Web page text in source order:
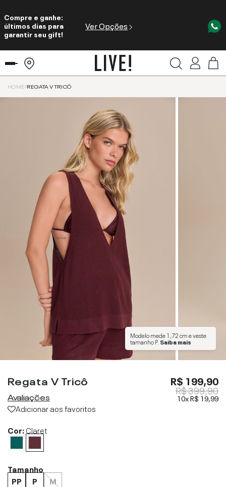
Compre e ganhe:
últimos dias para
garantir seu gift!
Ver Opções
HOME REGATA V TRICÔ
Modelo mede1,72 cme veste
tamanhoP. Saiba mais
Regata V Tricô
Avaliações
Adicionar aos favoritos
R$ 199,90
R$ 399,90
10xR$ 19,99
Cor:Claret
Tamanho
PP
P M